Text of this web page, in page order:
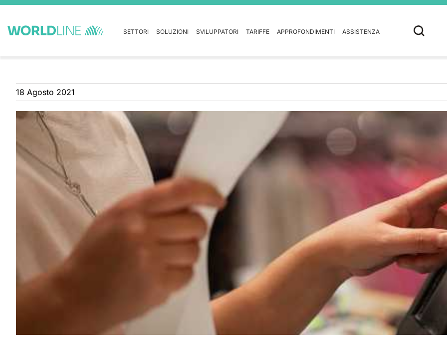
SETTORI SOLUZIONI SVILUPPATORI TARIFFE APPROFONDIMENTI ASSISTENZA
18 Agosto 2021